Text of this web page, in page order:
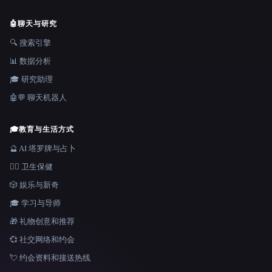
🤖聊天与研究
🔍 搜索引擎
📊 数据分析
🎓 研究助理
🤖💬 聊天机器人
🎓教育与生活方式
🔮 AI 塔罗牌与占卜
👩‍⚕️ 卫生保健
🎲 娱乐与新奇
🎓 学习与导师
🎁 礼物创意和推荐
💞 社交网络和约会
💘 约会资料和接送热线